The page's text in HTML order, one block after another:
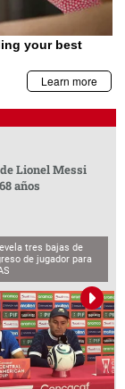
Lionel Messi
años
tres bajas de
de jugador para